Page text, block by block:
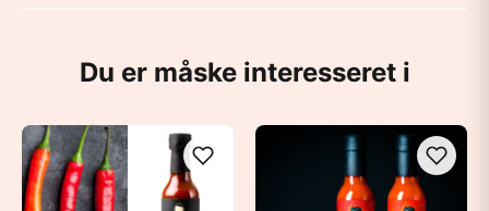
Du er måske interesseret i